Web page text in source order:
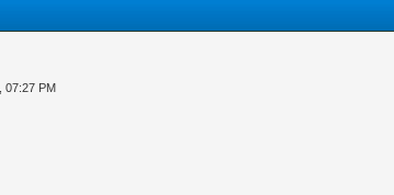
07:27 PM